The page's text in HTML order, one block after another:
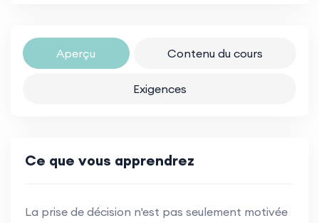
Aperçu Contenu du cours
Exigences
Ce que vous apprendrez
La prise de décision n'est pas seulement motivée